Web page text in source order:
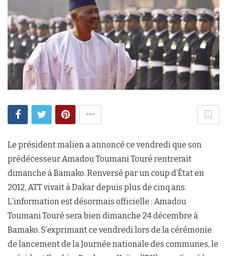
Le président malien a annoncé ce vendredi que son
prédécesseur Amadou Toumani Touré rentrerait
dimanche à Bamako. Renversé par un coup d’État en
2012, ATT vivait à Dakar depuis plus de cinq ans.
L’information est désormais officielle : Amadou
Toumani Touré sera bien dimanche 24 décembre à
Bamako. S’exprimant ce vendredi lors de la cérémonie
de lancement de la Journée nationale des communes, le